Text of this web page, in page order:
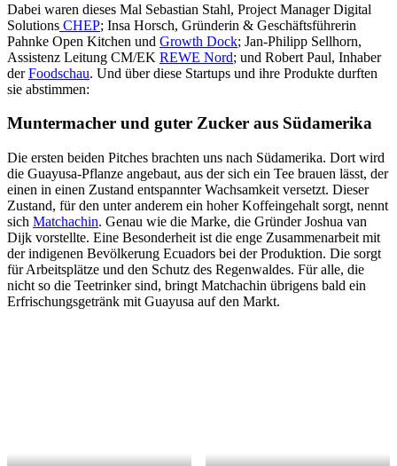
Dabei waren dieses Mal Sebastian Stahl, Project Manager Digital
Solutions CHEP; Insa Horsch, Gründerin & Geschäftsführerin
Pahnke Open Kitchen und Growth Dock; Jan-Philipp Sellhorn,
Assistenz Leitung CM/EK REWE Nord; und Robert Paul, Inhaber
derFoodschau. Und über diese Startups und ihre Produkte durften
sie abstimmen:
Muntermacher und guter Zucker aus Südamerika
Die ersten beiden Pitches brachten uns nach Südamerika. Dort wird
die Guayusa-Pflanze angebaut, aus der sich ein Tee brauen lässt, der
einen in einen Zustand entspannter Wachsamkeit versetzt. Dieser
Zustand, für den unter anderem ein hoher Koffeingehalt sorgt, nennt
sich Matchachin. Genau wie die Marke, die Gründer Joshua van
Dijk vorstellte. Eine Besonderheit ist die enge Zusammenarbeit mit
der indigenen Bevölkerung Ecuadors bei der Produktion. Die sorgt
für Arbeitsplätze und den Schutz des Regenwaldes. Für alle, die
nicht so die Teetrinker sind, bringt Matchachin übrigens bald ein
Erfrischungsgetränk mit Guayusa auf den Markt.